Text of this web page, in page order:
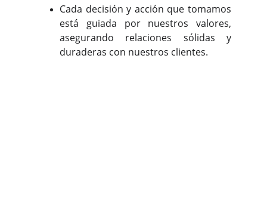
Cada decisión y acción que tomamos
está guiada por nuestros valores,
asegurando relaciones sólidas y
duraderas con nuestros clientes.